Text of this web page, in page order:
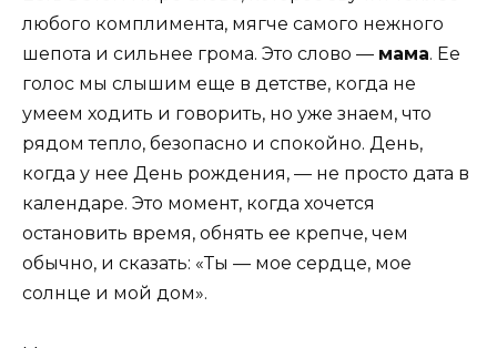
любого комплимента, мягче самого нежного
шепота и сильнее грома. Это слово — мама. Ее
голос мы слышим еще в детстве, когда не
умеем ходить и говорить, но уже знаем, что
рядом тепло, безопасно и спокойно. День,
когда у нее День рождения, — не просто дата в
календаре. Это момент, когда хочется
остановить время, обнять ее крепче, чем
обычно, и сказать: «Ты — мое сердце, мое
солнце и мой дом».